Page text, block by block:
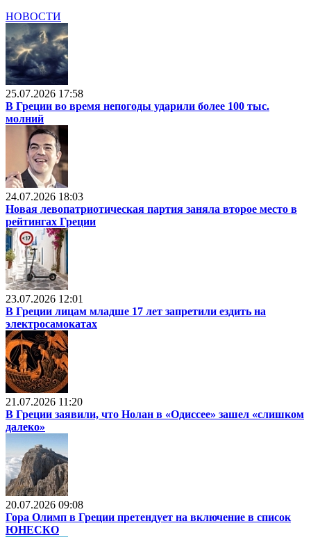
НОВОСТИ
25.07.2026 17:58
В Греции во время непогоды ударили более 100 тыс.
молний
24.07.2026 18:03
Новая левопатриотическая партия заняла второе место в
рейтингах Греции
23.07.2026 12:01
В Греции лицам младше 17 лет запретили ездить на
электросамокатах
21.07.2026 11:20
В Греции заявили, что Нолан в «Одиссее» зашел «слишком
далеко»
20.07.2026 09:08
Гора Олимп в Греции претендует на включение в список
ЮНЕСКО